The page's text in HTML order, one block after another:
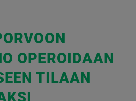
OPEROIDAAN
TILAAN